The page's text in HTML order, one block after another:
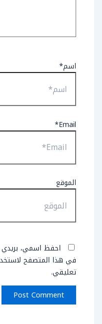
اسم*
Email*
الموقع
احفظ اسمي، بريدي
في هذا المتصفح
تعليقي.